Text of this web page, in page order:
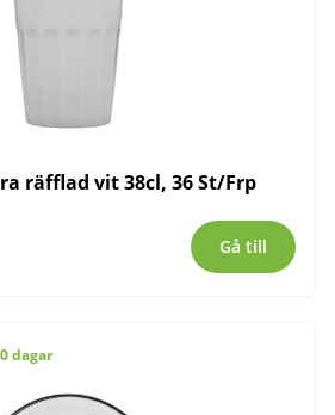
räfflad vit 38cl, 36 St/Frp
Gå till
dagar